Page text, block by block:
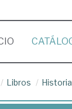
(CURRENT)
Libros